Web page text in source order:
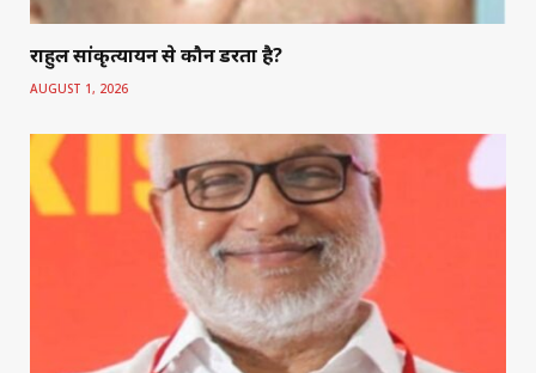
राहुल सांकृत्यायन से कौन डरता है?
AUGUST 1, 2026